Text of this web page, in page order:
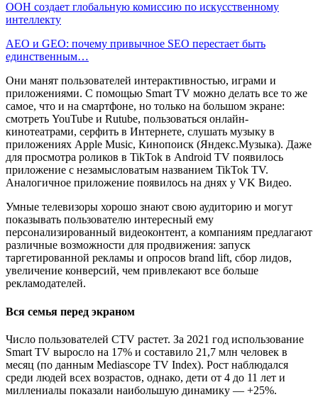
ООН создает глобальную комиссию по искусственному
интеллекту
AEO и GEO: почему привычное SEO перестает быть
единственным…
Они манят пользователей интерактивностью, играми и
приложениями. С помощью Smart TV можно делать все то же
самое, что и на смартфоне, но только на большом экране:
смотреть YouTube и Rutube, пользоваться онлайн-
кинотеатрами, серфить в Интернете, слушать музыку в
приложениях Apple Music, Кинопоиск (Яндекс.Музыка). Даже
для просмотра роликов в TikTok в Android TV появилось
приложение с незамысловатым названием TikTok TV.
Аналогичное приложение появилось на днях у VK Видео.
Умные телевизоры хорошо знают свою аудиторию и могут
показывать пользователю интересный ему
персонализированный видеоконтент, а компаниям предлагают
различные возможности для продвижения: запуск
таргетированной рекламы и опросов brand lift, сбор лидов,
увеличение конверсий, чем привлекают все больше
рекламодателей.
Вся семья перед экраном
Число пользователей CTV растет. За 2021 год использование
Smart TV выросло на 17% и составило 21,7 млн человек в
месяц (по данным Mediascope TV Index). Рост наблюдался
среди людей всех возрастов, однако, дети от 4 до 11 лет и
миллениалы показали наибольшую динамику — +25%.